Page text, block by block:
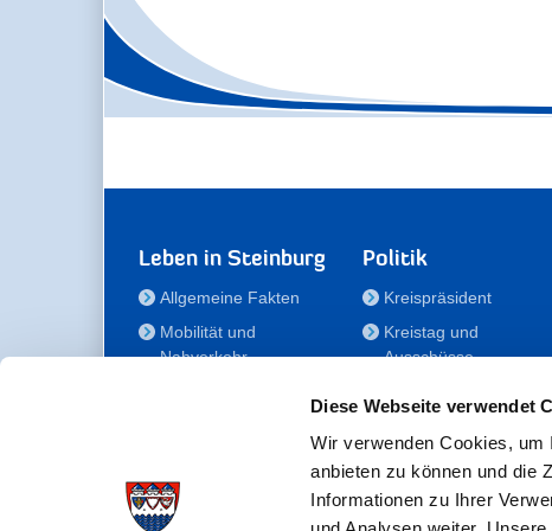
Diese Webseite verwendet
Wir verwenden Cookies, um
anbieten zu können und die
Informationen zu Ihrer
Leben in Steinburg
Allgemeine Fakten
Mobilität und
Nahverkehr
Gesundheit
Politik
Kreispräsident
Kreistag und
Ausschüsse
für Menschen mit
Behinderung
Der
Kreisseniorenbeirat